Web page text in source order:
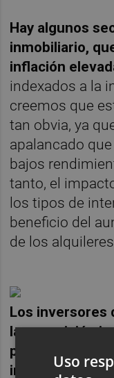
Hay algunos
inmobiliario,
inflación
indexados a la
creemos que
tan obvia, ya
apalancado
bajos
tanto, el
los tipos de
beneficio del
de los
Los inversores
la exposición
primas puede
inflación,
Uso